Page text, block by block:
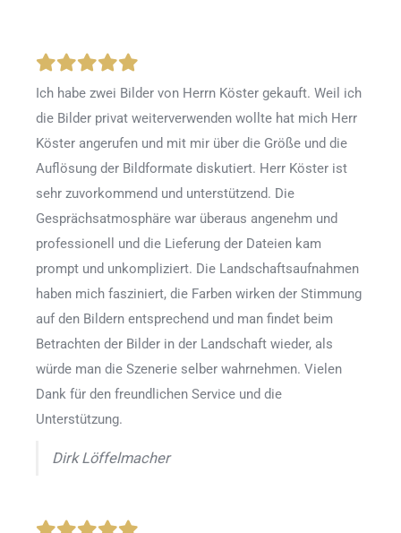
Ich habe zwei Bilder von Herrn Köster gekauft. Weil ich
die Bilder privat weiterverwenden wollte hat mich Herr
Köster angerufen und mit mir über die Größe und die
Auflösung der Bildformate diskutiert. Herr Köster ist
sehr zuvorkommend und unterstützend. Die
Gesprächsatmosphäre war überaus angenehm und
professionell und die Lieferung der Dateien kam
prompt und unkompliziert. Die Landschaftsaufnahmen
haben mich fasziniert, die Farben wirken der Stimmung
auf den Bildern entsprechend und man findet beim
Betrachten der Bilder in der Landschaft wieder, als
würde man die Szenerie selber wahrnehmen. Vielen
Dank für den freundlichen Service und die
Unterstützung.
Dirk Löffelmacher